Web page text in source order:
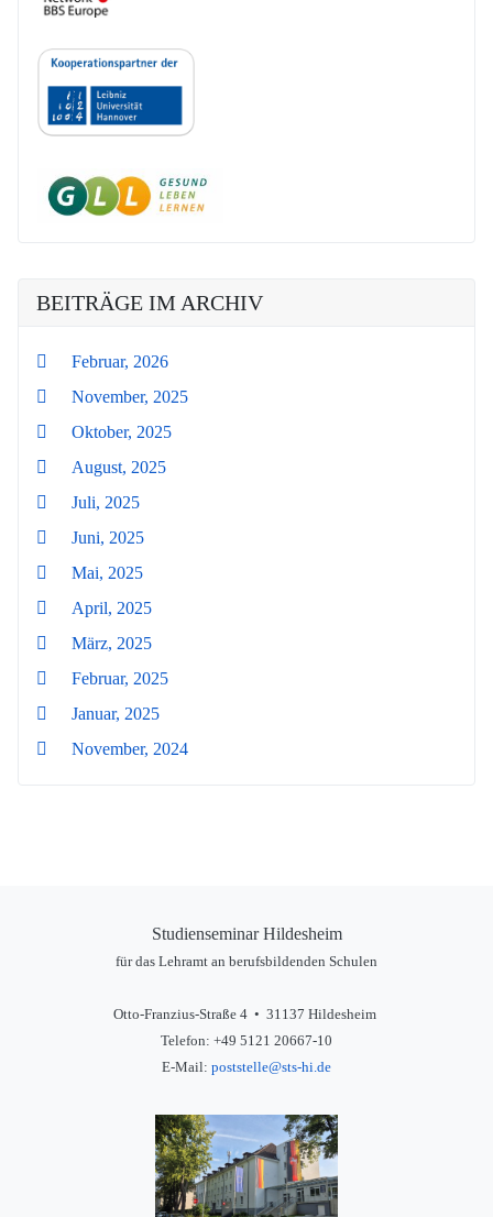
BEITRÄGE IM ARCHIV
Februar, 2026
November, 2025
Oktober, 2025
August, 2025
Juli, 2025
Juni, 2025
Mai, 2025
April, 2025
März, 2025
Februar, 2025
Januar, 2025
November, 2024
Studienseminar Hildesheim
für das Lehramt an berufsbildenden Schulen
Otto-Franzius-Straße 4 • 31137 Hildesheim
Telefon: +49 5121 20667-10
E-Mail: poststelle@sts-hi.de